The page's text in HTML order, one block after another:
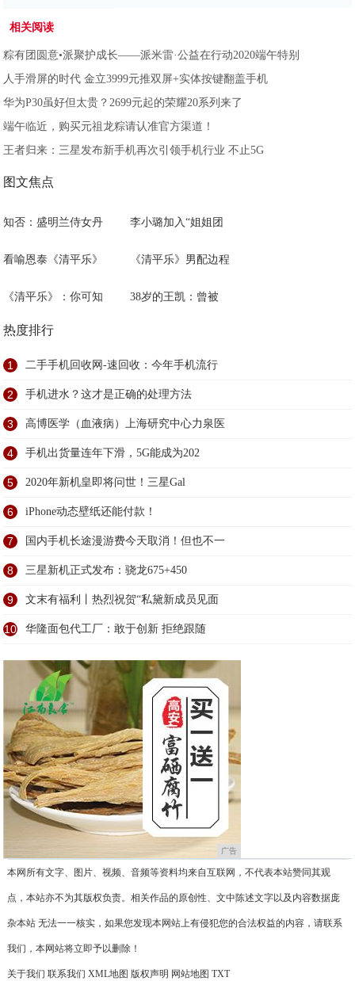
相关阅读
粽有团圆意•派聚护成长——派米雷·公益在行动2020端午特别
人手滑屏的时代 金立3999元推双屏+实体按键翻盖手机
华为P30虽好但太贵？2699元起的荣耀20系列来了
端午临近，购买元祖龙粽请认准官方渠道！
王者归来：三星发布新手机再次引领手机行业 不止5G
图文焦点
知否：盛明兰侍女丹 李小璐加入“姐姐团
看喻恩泰《清平乐》 《清平乐》男配边程
《清平乐》：你可知 38岁的王凯：曾被
热度排行
1 二手手机回收网-速回收：今年手机流行
2 手机进水？这才是正确的处理方法
3 高博医学（血液病）上海研究中心力泉医
4 手机出货量连年下滑，5G能成为202
5 2020年新机皇即将问世！三星Gal
6 iPhone动态壁纸还能付款！
7 国内手机长途漫游费今天取消！但也不一
8 三星新机正式发布：骁龙675+450
9 文末有福利丨热烈祝贺“私黛新成员见面
10 华隆面包代工厂：敢于创新 拒绝跟随
广告
本网所有文字、图片、视频、音频等资料均来自互联网，不代表本站赞同其观
点，本站亦不为其版权负责。相关作品的原创性、文中陈述文字以及内容数据庞
杂本站 无法一一核实，如果您发现本网站上有侵犯您的合法权益的内容，请联系
我们，本网站将立即予以删除！
关于我们 联系我们 XML地图 版权声明 网站地图 TXT